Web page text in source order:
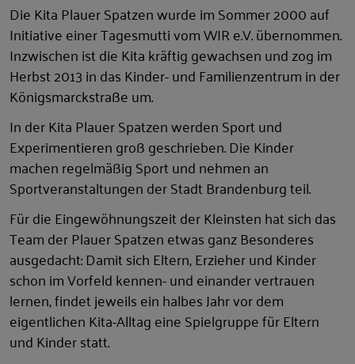
Die Kita Plauer Spatzen wurde im Sommer 2000 auf
Initiative einer Tagesmutti vom WIR e.V. übernommen.
Inzwischen ist die Kita kräftig gewachsen und zog im
Herbst 2013 in das Kinder- und Familienzentrum in der
Königsmarckstraße um.
In der Kita Plauer Spatzen werden Sport und
Experimentieren groß geschrieben. Die Kinder
machen regelmäßig Sport und nehmen an
Sportveranstaltungen der Stadt Brandenburg teil.
Für die Eingewöhnungszeit der Kleinsten hat sich das
Team der Plauer Spatzen etwas ganz Besonderes
ausgedacht: Damit sich Eltern, Erzieher und Kinder
schon im Vorfeld kennen- und einander vertrauen
lernen, findet jeweils ein halbes Jahr vor dem
eigentlichen Kita-Alltag eine Spielgruppe für Eltern
und Kinder statt.